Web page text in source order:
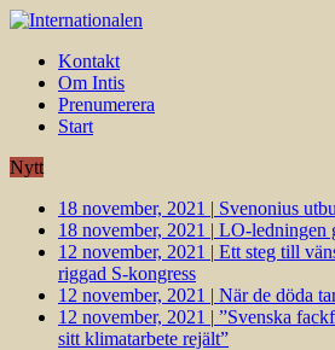
Kontakt
Om Intis
Prenumerera
Start
Nytt
18 november, 2021 | Svenonius
18 november, 2021 | LO-ledningen
12 november, 2021 | Ett steg till
riggad S-kongress
12 november, 2021 | När de döda
12 november, 2021 | ”Svenska
sitt klimatarbete rejält”